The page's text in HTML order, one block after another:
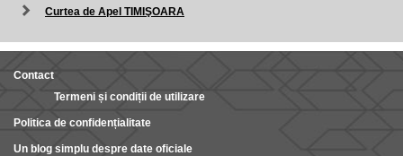
Curtea de Apel TIMIŞOARA
Contact
Termeni și condiții de utilizare
Politica de confidențialitate
Un blog simplu despre date oficiale